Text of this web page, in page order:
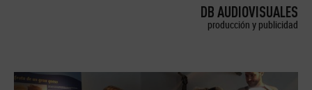
DB AUDIOVISUALES
producción y publicidad